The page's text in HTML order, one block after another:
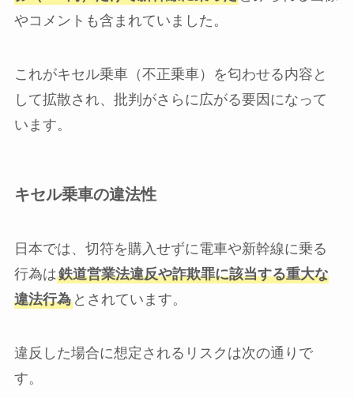
やコメントも含まれていました。
これがキセル乗車（不正乗車）を匂わせる内容と
して拡散され、批判がさらに広がる要因になって
います。
キセル乗車の違法性
日本では、切符を購入せずに電車や新幹線に乗る
行為は鉄道営業法違反や詐欺罪に該当する重大な
違法行為とされています。
違反した場合に想定されるリスクは次の通りで
す。